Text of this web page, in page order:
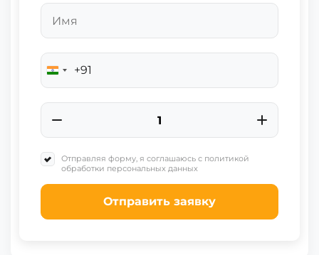
India
+91
+91
Отправляя форму, я соглашаюсь с политикой
обработки персональных данных
Отправить заявку